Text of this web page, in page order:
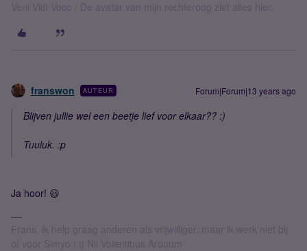
Veni Vidi Voco / De avatar van mijn rechteroog ziet alles hier.
franswon AUTEUR Forum|Forum|13 years ago
Blijven jullie wel een beetje lief voor elkaar?? :)
Tuuluk. :p
Ja hoor! 😃
Frans, ik help graag anderen als vrijwilliger, maar ik werk niet bij
of voor Simyo ! || Nil Volentibus Arduum